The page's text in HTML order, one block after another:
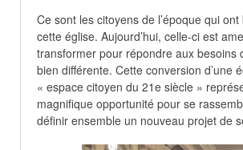
Ce sont les citoyens de l’époque qui
cette église. Aujourd’hui, celle-ci est
transformer pour répondre aux besoins
bien différente. Cette conversion d’une
« espace citoyen du 21e siècle »
magnifique opportunité pour se
définir ensemble un nouveau projet de